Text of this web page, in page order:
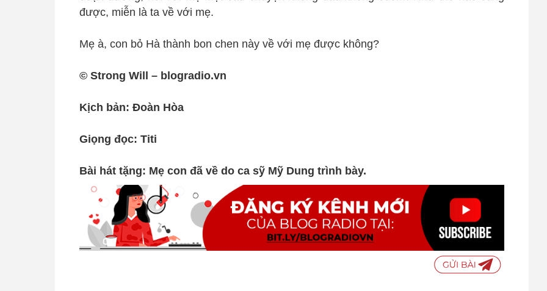
được, miễn là ta về với mẹ.
Mẹ à, con bỏ Hà thành bon chen này về với mẹ được không?
© Strong Will – blogradio.vn
Kịch bản: Đoàn Hòa
Giọng đọc: Titi
Bài hát tặng: Mẹ con đã về do ca sỹ Mỹ Dung trình bày.